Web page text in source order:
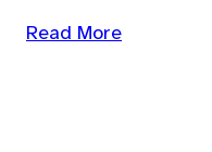
Read More